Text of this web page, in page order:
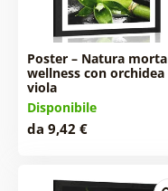
Poster – Natura morta
wellness con orchidea
viola
Disponibile
da 9,42 €